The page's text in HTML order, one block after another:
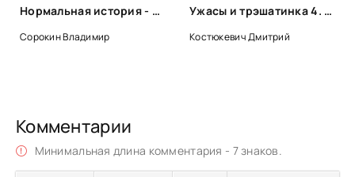
Нормальная история - Владимир Сорокин
Сорокин Владимир
Ужасы и трэшатинка 4. Финал
Костюкевич Дмитрий
Комментарии
Минимальная длина комментария - 7 знаков.